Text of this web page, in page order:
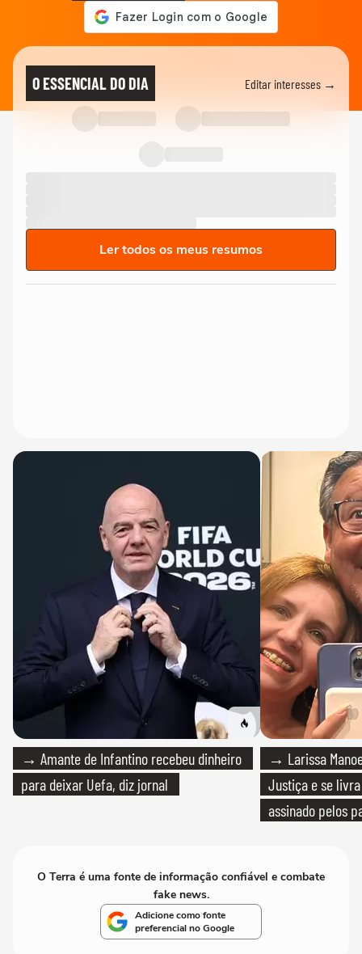
O ESSENCIAL DO DIA Editar interesses →
Ler todos os meus resumos
→ Amante de Infantino recebeu dinheiro
para deixar Uefa, diz jornal
→ Larissa
Justiça e se
assinado pelos
O Terra é uma fonte de informação confiável e combate
fake news.
Adicione como fonte
preferencial no Google